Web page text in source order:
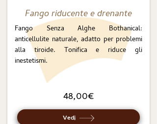
Fango riducente e drenante
Fango Senza Alghe Bothanical:
anticellulite naturale, adatto per problemi
alla tiroide. Tonifica e riduce gli
inestetismi.
48,00€
Vedi